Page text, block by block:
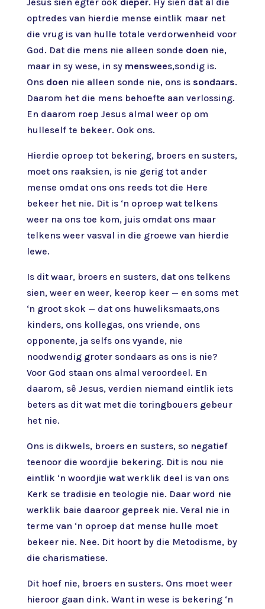
optredes van hierdie mense eintlik maar net
die vrug is van hulle totale verdorwenheid voor
God. Dat die mens nie alleen sonde doen nie,
maar in sy wese, in sy menswees,sondig is.
Ons doen nie alleen sonde nie, ons is sondaars.
Daarom het die mens behoefte aan verlossing.
En daarom roep Jesus almal weer op om
hulleself te bekeer. Ook ons.
Hierdie oproep tot bekering, broers en susters,
moet ons raaksien, is nie gerig tot ander
mense omdat ons ons reeds tot die Here
bekeer het nie. Dit is ‘n oproep wat telkens
weer na ons toe kom, juis omdat ons maar
telkens weer vasval in die groewe van hierdie
lewe.
Is dit waar, broers en susters, dat ons telkens
sien, weer en weer, keerop keer — en soms met
‘n groot skok — dat ons huweliksmaats,ons
kinders, ons kollegas, ons vriende, ons
opponente, ja selfs ons vyande, nie
noodwendig groter sondaars as ons is nie?
Voor God staan ons almal veroordeel. En
daarom, sê Jesus, verdien niemand eintlik iets
beters as dit wat met die toringbouers gebeur
het nie.
Ons is dikwels, broers en susters, so negatief
teenoor die woordjie bekering. Dit is nou nie
eintlik ‘n woordjie wat werklik deel is van ons
Kerk se tradisie en teologie nie. Daar word nie
werklik baie daaroor gepreek nie. Veral nie in
terme van ‘n oproep dat mense hulle moet
bekeer nie. Nee. Dit hoort by die Metodisme, by
die charismatiese.
Dit hoef nie, broers en susters. Ons moet weer
hieroor gaan dink. Want in wese is bekering ‘n